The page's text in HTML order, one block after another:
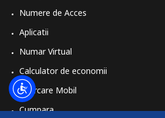
Numere de Acces
Aplicatii
Numar Virtual
Calculator de economii
Reincarcare Mobil
Cumpara